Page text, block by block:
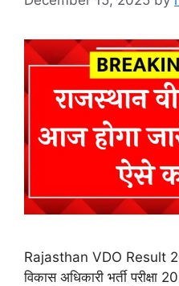
Rajasthan VDO Result
विकास अधिकारी भर्ती